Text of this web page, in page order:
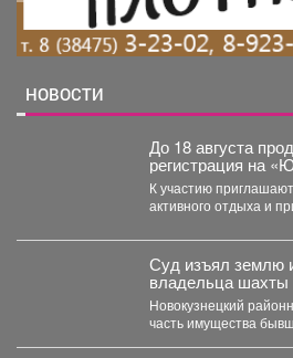
НОВОСТИ
До 18 августа
регистрация на
К участию
активного отдыха и
в...
Суд изъял землю
владельца шахты
долга
Новокузнецкий
часть имущества